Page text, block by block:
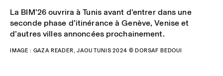
La BIM’26 ouvrira à Tunis avant d’entrer dans une
seconde phase d’itinérance à Genève, Venise et
d’autres villes annoncées prochainement.
IMAGE : GAZA READER, JAOU TUNIS 2024 © DORSAF BEDOUI